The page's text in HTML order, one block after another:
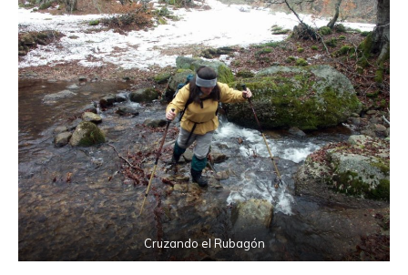
Cruzando el Rubagón